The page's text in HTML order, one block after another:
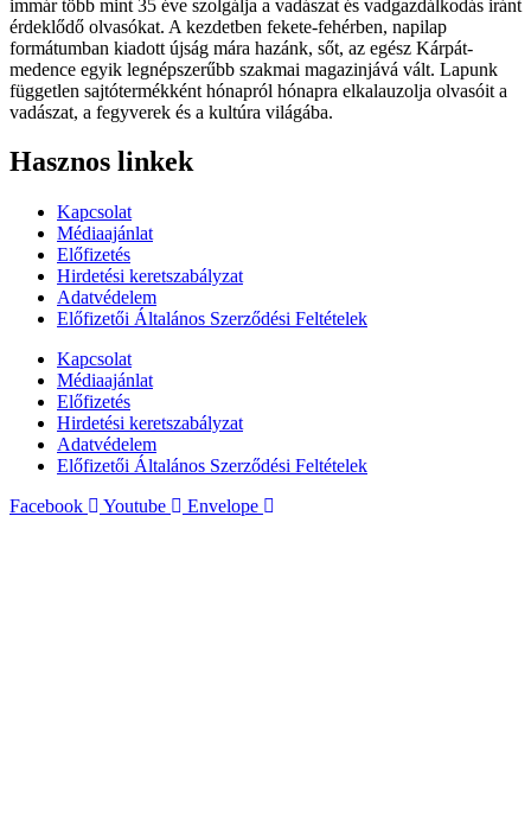
immár több mint 35 éve szolgálja a vadászat és vadgazdálkodás iránt
érdeklődő olvasókat. A kezdetben fekete-fehérben, napilap
formátumban kiadott újság mára hazánk, sőt, az egész Kárpát-
medence egyik legnépszerűbb szakmai magazinjává vált. Lapunk
független sajtótermékként hónapról hónapra elkalauzolja olvasóit a
vadászat, a fegyverek és a kultúra világába.
Hasznos linkek
Kapcsolat
Médiaajánlat
Előfizetés
Hirdetési keretszabályzat
Adatvédelem
Előfizetői Általános Szerződési Feltételek
Kapcsolat
Médiaajánlat
Előfizetés
Hirdetési keretszabályzat
Adatvédelem
Előfizetői Általános Szerződési Feltételek
Facebook
Youtube Envelope